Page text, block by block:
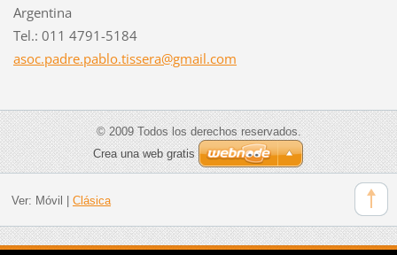
Argentina
Tel.: 011 4791-5184
asoc.padre.pablo.tissera@gmail.com
© 2009 Todos los derechos reservados.
Crea una web gratis
Ver: Móvil | Clásica